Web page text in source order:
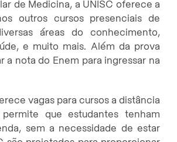
de Medicina, a UNISC oferece a
outros cursos presenciais de
áreas do conhecimento,
e muito mais. Além da prova
nota do Enem para ingressar na
vagas para cursos a distância
que estudantes tenham
sem a necessidade de estar